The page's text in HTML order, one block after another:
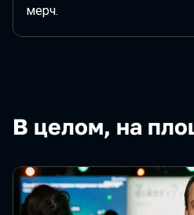
мерч.
В целом, на